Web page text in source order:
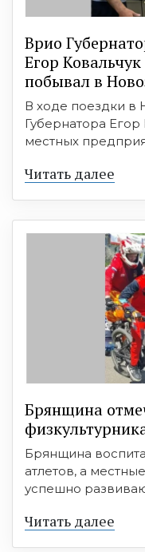
Врио
Егор
побывал в
В ходе поездки в
Губернатора Егор
местных
Читать далее
Брянщина
Брянщина
атлетов, а
успешно
Читать далее